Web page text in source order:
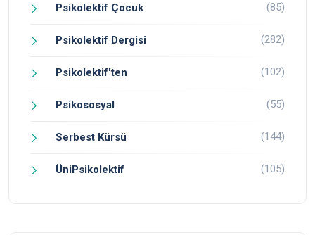
Psikolektif Çocuk (85)
Psikolektif Dergisi (282)
Psikolektif'ten (102)
Psikososyal (55)
Serbest Kürsü (144)
ÜniPsikolektif (105)